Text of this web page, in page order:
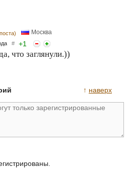
Москва
# +1
что заглянули.))
↑ наверх